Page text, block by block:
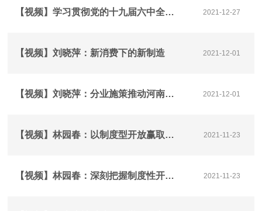
【视频】学习贯彻党的十九届六中全会和省第十一次党代会精神——创新河南 赢在未来 2021-12-27
【视频】刘晓萍：新消费下的新制造 2021-12-01
【视频】刘晓萍：分业施策推动河南制造业数字化转型 2021-12-01
【视频】林园春：以制度型开放赢取河南竞争新优势 2021-11-23
【视频】林园春：深刻把握制度性开放的内涵和特征 2021-11-23